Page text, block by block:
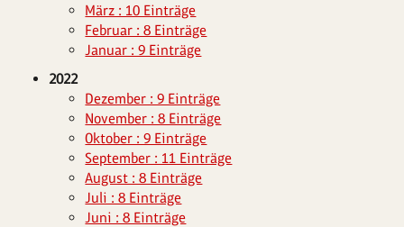
März : 10 Einträge
Februar : 8 Einträge
Januar : 9 Einträge
2022
Dezember : 9 Einträge
November : 8 Einträge
Oktober : 9 Einträge
September : 11 Einträge
August : 8 Einträge
Juli : 8 Einträge
Juni : 8 Einträge